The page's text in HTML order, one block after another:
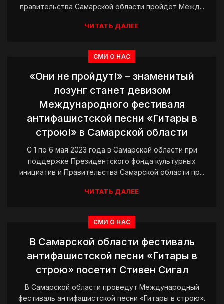
правительства Самарской области пройдёт Межд...
ЧИТАТЬ ДАЛЕЕ
СМИ О НАС
«Они не пройдут!» – знаменитый
лозунг станет девизом
Международного фестиваля
антифашистской песни «Гитары в
строю!» в Самарской области
С 1 по 6 мая 2023 года в Самарской области при
поддержке Президентского фонда культурных
инициатив и Правительства Самарской области пр...
ЧИТАТЬ ДАЛЕЕ
СМИ О НАС
В Самарской области фестиваль
антифашистской песни «Гитары в
строю» посетит Стивен Сигал
В Самарской области проведут Международный
фестиваль антифашистской песни «Гитары в строю».